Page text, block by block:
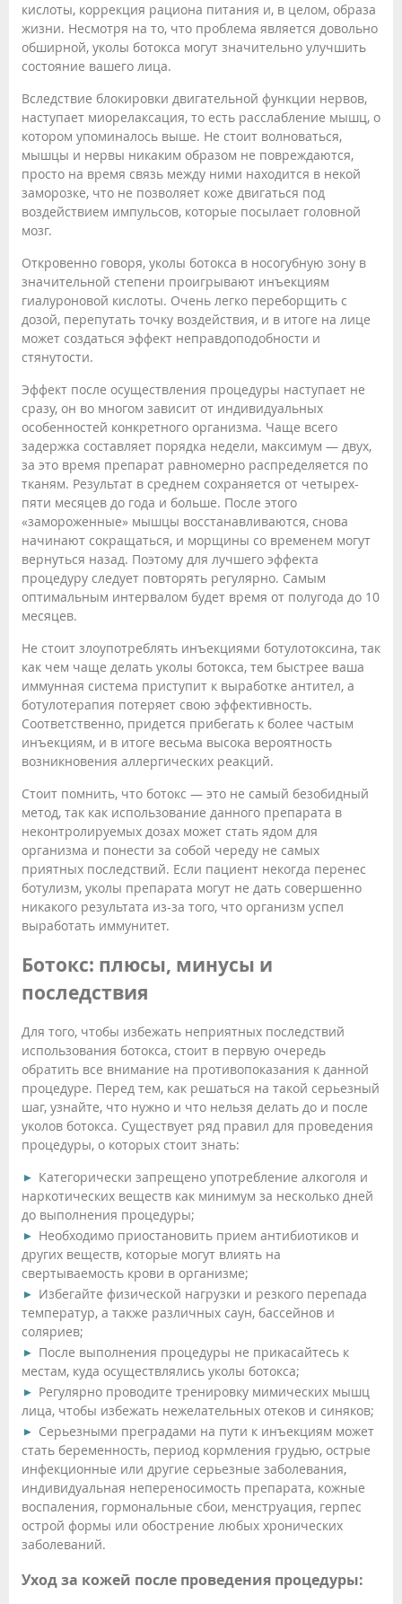
кислоты, коррекция рациона питания и, в целом, образа
жизни. Несмотря на то, что проблема является довольно
обширной, уколы ботокса могут значительно улучшить
состояние вашего лица.
Вследствие блокировки двигательной функции нервов,
наступает миорелаксация, то есть расслабление мышц, о
котором упоминалось выше. Не стоит волноваться,
мышцы и нервы никаким образом не повреждаются,
просто на время связь между ними находится в некой
заморозке, что не позволяет коже двигаться под
воздействием импульсов, которые посылает головной
мозг.
Откровенно говоря, уколы ботокса в носогубную зону в
значительной степени проигрывают инъекциям
гиалуроновой кислоты. Очень легко переборщить с
дозой, перепутать точку воздействия, и в итоге на лице
может создаться эффект неправдоподобности и
стянутости.
Эффект после осуществления процедуры наступает не
сразу, он во многом зависит от индивидуальных
особенностей конкретного организма. Чаще всего
задержка составляет порядка недели, максимум — двух,
за это время препарат равномерно распределяется по
тканям. Результат в среднем сохраняется от четырех-
пяти месяцев до года и больше. После этого
«замороженные» мышцы восстанавливаются, снова
начинают сокращаться, и морщины со временем могут
вернуться назад. Поэтому для лучшего эффекта
процедуру следует повторять регулярно. Самым
оптимальным интервалом будет время от полугода до 10
месяцев.
Не стоит злоупотреблять инъекциями ботулотоксина, так
как чем чаще делать уколы ботокса, тем быстрее ваша
иммунная система приступит к выработке антител, а
ботулотерапия потеряет свою эффективность.
Соответственно, придется прибегать к более частым
инъекциям, и в итоге весьма высока вероятность
возникновения аллергических реакций.
Стоит помнить, что ботокс — это не самый безобидный
метод, так как использование данного препарата в
неконтролируемых дозах может стать ядом для
организма и понести за собой череду не самых
приятных последствий. Если пациент некогда перенес
ботулизм, уколы препарата могут не дать совершенно
никакого результата из-за того, что организм успел
выработать иммунитет.
Ботокс: плюсы, минусы и
последствия
Для того, чтобы избежать неприятных последствий
использования ботокса, стоит в первую очередь
обратить все внимание на противопоказания к данной
процедуре. Перед тем, как решаться на такой серьезный
шаг, узнайте, что нужно и что нельзя делать до и после
уколов ботокса. Существует ряд правил для проведения
процедуры, о которых стоит знать:
Категорически запрещено употребление алкоголя и
наркотических веществ как минимум за несколько дней
до выполнения процедуры;
Необходимо приостановить прием антибиотиков и
других веществ, которые могут влиять на
свертываемость крови в организме;
Избегайте физической нагрузки и резкого перепада
температур, а также различных саун, бассейнов и
соляриев;
После выполнения процедуры не прикасайтесь к
местам, куда осуществлялись уколы ботокса;
Регулярно проводите тренировку мимических мышц
лица, чтобы избежать нежелательных отеков и синяков;
Серьезными преградами на пути к инъекциям может
стать беременность, период кормления грудью, острые
инфекционные или другие серьезные заболевания,
индивидуальная непереносимость препарата, кожные
воспаления, гормональные сбои, менструация, герпес
острой формы или обострение любых хронических
заболеваний.
Уход за кожей после проведения процедуры: